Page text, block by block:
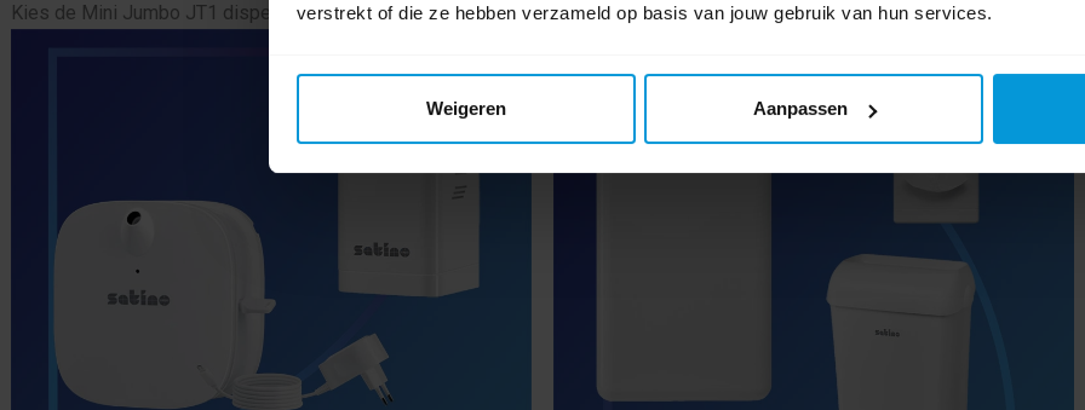
verstrekt of die ze hebben verzameld op basis van jouw gebruik van hun services.
Weigeren Aanpassen
Kies de Mini Jumbo JT1 dispenser welke zorgt voor een
Met één blik op het grote kijkvenster aan de voorkant van de
dispenser kun je snel zien wat de vulstand is. Dankzij de
praktische montageplaat kan de dispenser snel en stabiel
worden gemonteerd.
De dispensers zijn stijlvol en passen perfect samen met de
dispenser werkt op batterijen en stroom.
Het uitgebreide assortiment PT2 handdoekjes met de
bijbehorende dispensers bieden duizend-en-één
met verschillende papier kwaliteiten zoals comfort, smart of